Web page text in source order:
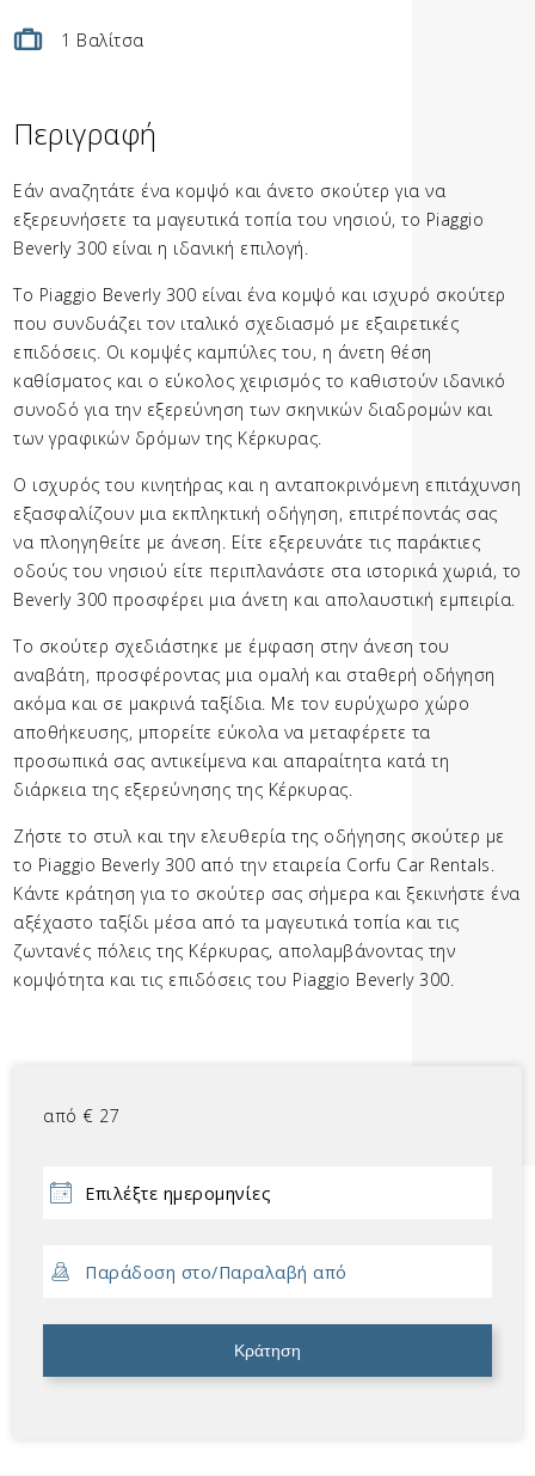
από € 27
Κράτηση
1 Βαλίτσα
Περιγραφή
Εάν αναζητάτε ένα κομψό και άνετο σκούτερ για να
εξερευνήσετε τα μαγευτικά τοπία του νησιού, το Piaggio
Beverly 300 είναι η ιδανική επιλογή.
Το Piaggio Beverly 300 είναι ένα κομψό και ισχυρό σκούτερ
που συνδυάζει τον ιταλικό σχεδιασμό με εξαιρετικές
επιδόσεις. Οι κομψές καμπύλες του, η άνετη θέση
καθίσματος και ο εύκολος χειρισμός το καθιστούν ιδανικό
συνοδό για την εξερεύνηση των σκηνικών διαδρομών και
των γραφικών δρόμων της Κέρκυρας.
Ο ισχυρός του κινητήρας και η ανταποκρινόμενη επιτάχυνση
εξασφαλίζουν μια εκπληκτική οδήγηση, επιτρέποντάς σας
να πλοηγηθείτε με άνεση. Είτε εξερευνάτε τις παράκτιες
οδούς του νησιού είτε περιπλανάστε στα ιστορικά χωριά, το
Beverly 300 προσφέρει μια άνετη και απολαυστική εμπειρία.
Το σκούτερ σχεδιάστηκε με έμφαση στην άνεση του
αναβάτη, προσφέροντας μια ομαλή και σταθερή οδήγηση
ακόμα και σε μακρινά ταξίδια. Με τον ευρύχωρο χώρο
αποθήκευσης, μπορείτε εύκολα να μεταφέρετε τα
προσωπικά σας αντικείμενα και απαραίτητα κατά τη
διάρκεια της εξερεύνησης της Κέρκυρας.
Ζήστε το στυλ και την ελευθερία της οδήγησης σκούτερ με
το Piaggio Beverly 300 από την εταιρεία Corfu Car Rentals.
Κάντε κράτηση για το σκούτερ σας σήμερα και ξεκινήστε ένα
αξέχαστο ταξίδι μέσα από τα μαγευτικά τοπία και τις
ζωντανές πόλεις της Κέρκυρας, απολαμβάνοντας την
κομψότητα και τις επιδόσεις του Piaggio Beverly 300.